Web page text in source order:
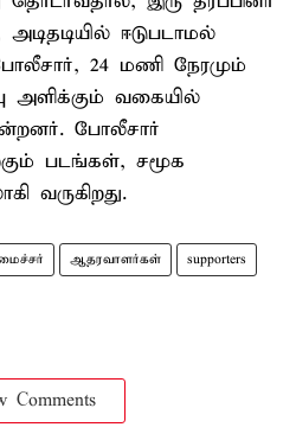
ஈடுபடாமல்
24 மணி நேரமும்
அளிக்கும் வகையில்
போலீசார்
படங்கள், சமூக
வருகிறது.
ஆதரவாளர்கள் supporters
Comments